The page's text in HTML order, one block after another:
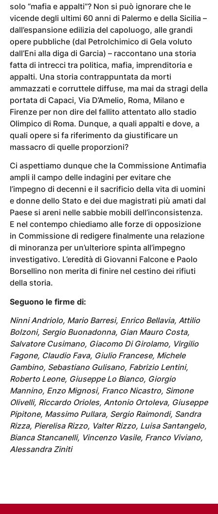
solo “mafia e appalti”? Non si può ignorare che le
vicende degli ultimi 60 anni di Palermo e della Sicilia –
dall’espansione edilizia del capoluogo, alle grandi
opere pubbliche (dal Petrolchimico di Gela voluto
dall’Eni alla diga di Garcia) – raccontano una storia
fatta di intrecci tra politica, mafia, imprenditoria e
appalti. Una storia contrappuntata da morti
ammazzati e corruttele diffuse, ma mai da stragi della
portata di Capaci, Via D’Amelio, Roma, Milano e
Firenze per non dire del fallito attentato allo stadio
Olimpico di Roma. Dunque, a quali appalti e dove, a
quali opere si fa riferimento da giustificare un
massacro di quelle proporzioni?
Ci aspettiamo dunque che la Commissione Antimafia
ampli il campo delle indagini per evitare che
l’impegno di decenni e il sacrificio della vita di uomini
e donne dello Stato e dei due magistrati più amati dal
Paese si areni nelle sabbie mobili dell’inconsistenza.
E nel contempo chiediamo alle forze di opposizione
in Commissione di redigere finalmente una relazione
di minoranza per un’ulteriore spinta all’impegno
investigativo. L’eredità di Giovanni Falcone e Paolo
Borsellino non merita di finire nel cestino dei rifiuti
della storia.
Seguono le firme di:
Ninni Andriolo, Mario Barresi, Enrico Bellavia, Attilio
Bolzoni, Sergio Buonadonna, Gian Mauro Costa,
Salvatore Cusimano, Giacomo Di Girolamo, Virgilio
Fagone, Claudio Fava, Giulio Francese, Michele
Gambino, Sebastiano Gulisano, Fabrizio Lentini,
Roberto Leone, Giuseppe Lo Bianco, Giorgio
Mannino, Enzo Mignosi, Franco Nicastro, Simone
Olivelli, Riccardo Orioles, Antonio Ortoleva, Giuseppe
Pipitone, Massimo Pullara, Sergio Raimondi, Sandra
Rizza, Pierelisa Rizzo, Valter Rizzo, Luisa Santangelo,
Bianca Stancanelli, Vincenzo Vasile, Franco Viviano,
Alessandra Ziniti